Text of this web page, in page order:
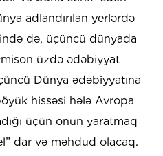
adlandırılan yerlərdə
də, üçüncü dünyada
üzdə ədəbiyyat
Dünya ədəbiyyatına
hissəsi hələ Avropa
üçün onun yaratmaq
dar və məhdud olacaq.